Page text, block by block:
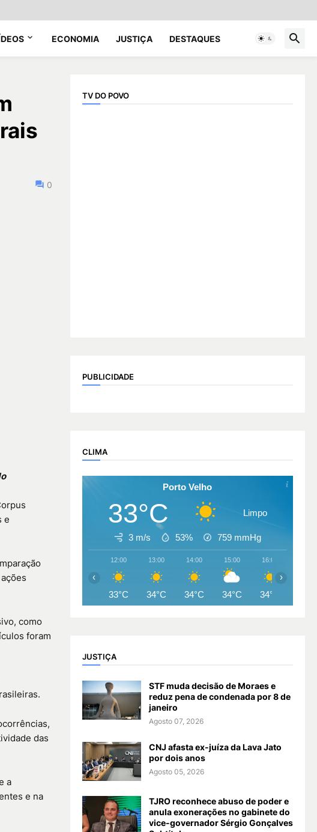
ECONOMIA JUSTIÇA DESTAQUES
0
e
como
foram
das
a
e na
TV DO POVO
PUBLICIDADE
CLIMA
Porto Velho
33°C Limpo
3 m/s 53% 759 mmHg
12:00
33°C
13:00
34°C
14:00
34°C
15:00
34°C
16:00
34°C
‹ ›
JUSTIÇA
STF muda decisão de Moraes e
reduz pena de condenada por 8 de
janeiro
Agosto 07, 2026
CNJ afasta ex-juíza da Lava Jato
por dois anos
Agosto 05, 2026
TJRO reconhece abuso de poder e
anula exonerações no gabinete do
vice-governador Sérgio Gonçalves